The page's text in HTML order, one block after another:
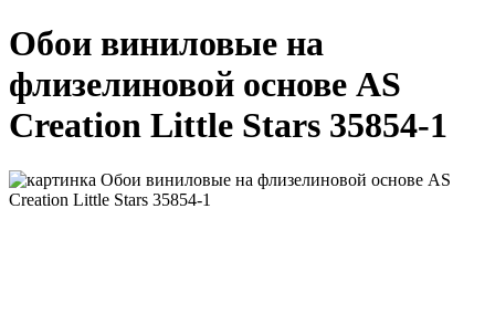
Обои виниловые на
флизелиновой основе AS
Creation Little Stars 35854-1